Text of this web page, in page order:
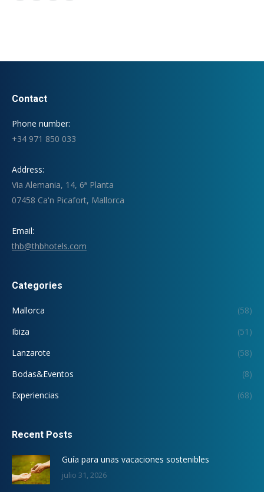
Contact
Phone number:
+34 971 850 033
Address:
Via Alemania, 14, 6ª Planta
07458 Ca'n Picafort, Mallorca
Email:
thb@thbhotels.com
Categories
Mallorca
(58)
Ibiza
(51)
Lanzarote
(58)
Bodas&Eventos
(8)
Experiencias
(68)
Recent Posts
Guía para unas vacaciones sostenibles
julio 31, 2026